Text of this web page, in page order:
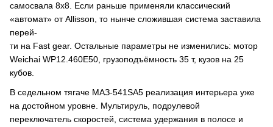
самосвала 8х8. Если раньше применяли классический
«автомат» от Allisson, то нынче сложившая система заставила
перей-
ти на Fast gear. Остальные параметры не изменились: мотор
Weichai WP12.460E50, грузоподъёмность 35 т, кузов на 25
кубов.
В седельном тягаче МАЗ-541SA5 реализация интерьера уже
на достойном уровне. Мультируль, подрулевой
переключатель скоростей, система удержания в полосе и